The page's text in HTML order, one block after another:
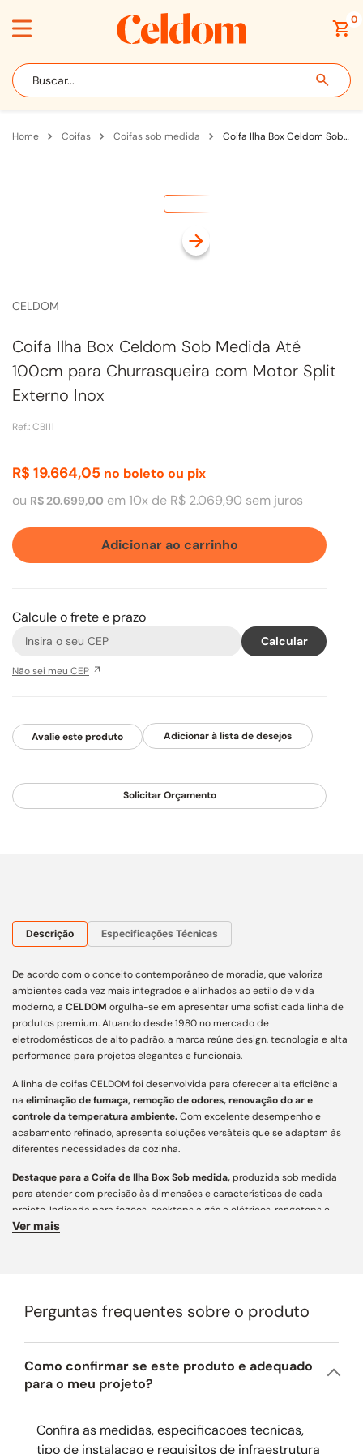
0
Buscar...
coifas coifas sob medida Coifa Ilha Box Celdom Sob Medida Até 100cm para Churrasqueira com Motor Split Externo Inox
CELDOM
Coifa Ilha Box Celdom Sob Medida Até
100cm para Churrasqueira com Motor Split
Externo Inox
Ref.:CBI11
R$ 19.664,05 no boleto ou pix
ou R$20.699,00 em10x de R$ 2.069,90 sem juros
Adicionar ao carrinho
Calcule o frete e prazo
Não sei meu CEP
Avalie este produto
Solicitar Orçamento
Descrição Especificações Técnicas
De acordo com o conceito contemporâneo de moradia, que valoriza
ambientes cada vez mais integrados e alinhados ao estilo de vida
moderno, a CELDOM orgulha-se em apresentar uma sofisticada linha de
produtos premium. Atuando desde 1980 no mercado de
eletrodomésticos de alto padrão, a marca reúne design, tecnologia e alta
performance para projetos elegantes e funcionais.
A linha de coifas CELDOM foi desenvolvida para oferecer alta eficiência
na eliminação de fumaça, remoção de odores, renovação do ar e
controle da temperatura ambiente.Com excelente desempenho e
acabamento refinado, apresenta soluções versáteis que se adaptam às
diferentes necessidades da cozinha.
Destaque para a Coifa de Ilha Box Sob medida,produzida sob medida
para atender com precisão às dimensões e características de cada
projeto. Indicada para fogões, cooktops a gás e elétricos, rangetops e
churrasqueiras a gás, carvão, elétricas e parrillas, assegura captação
Acabamento e Design:desenvolvida com mais de 160 variações
para integração arquitetônica aos mais diversos projetos. Fabricada em
aço inox AISI 430 de alta resistência, une estética atemporal,
acabamento refinado e longa vida útil. Para regiões litorâneas,
recomendamos a opção em aço inox AISI 304 (preço sob consulta).
Dimensões:este produto pode ser fabricado conforme as necessidades
do seu projeto, com altura máxima de 110 cm, largura de até 100 cm e
Ver mais
Perguntas frequentes sobre o produto
Como confirmar se este produto e adequado
para o meu projeto?
Confira as medidas, especificacoes tecnicas,
tipo de instalacao e requisitos de infraestrutura